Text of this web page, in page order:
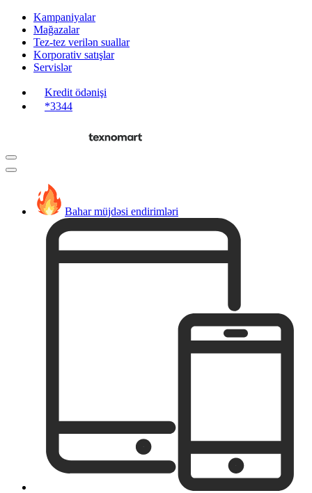
Kampaniyalar
Mağazalar
Tez-tez verilən suallar
Korporativ satışlar
Servislər
Kredit ödənişi
*3344
Bahar müjdəsi endirimləri